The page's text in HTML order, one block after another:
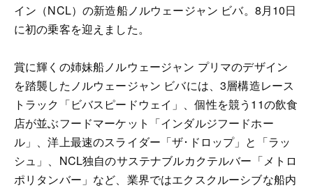
イン（NCL）の新造船ノルウェージャン ビバ。8月10日
に初の乗客を迎えました。
賞に輝くの姉妹船ノルウェージャン プリマのデザイン
を踏襲したノルウェージャン ビバには、3層構造レース
トラック「ビバスピードウェイ」、個性を競う11の飲食
店が並ぶフードマーケット「インダルジフードホー
ル」、洋上最速のスライダー「ザ･ドロップ」と「ラッ
シュ」、NCL独自のサステナブルカクテルバー「メトロ
ポリタンバー」など、業界ではエクスクルーシブな船内